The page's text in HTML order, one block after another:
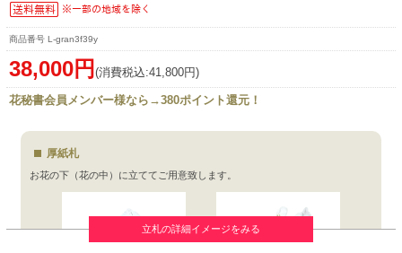
L-gran3f39y
38,000円 (消費税込:41,800円)
花秘書会員メンバー様なら→380ポイント還元！
厚紙札
お花の下（花の中）に立ててご用意致します。
立札の詳細イメージをみる